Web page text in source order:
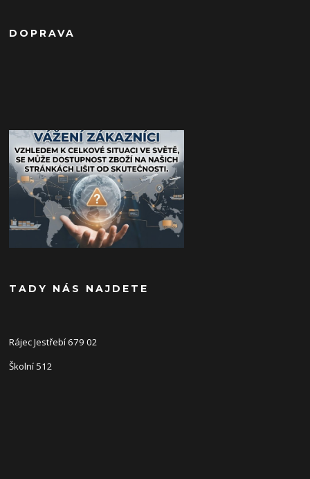
DOPRAVA
TADY NÁS NAJDETE
Rájec Jestřebí 679 02
Školní 512